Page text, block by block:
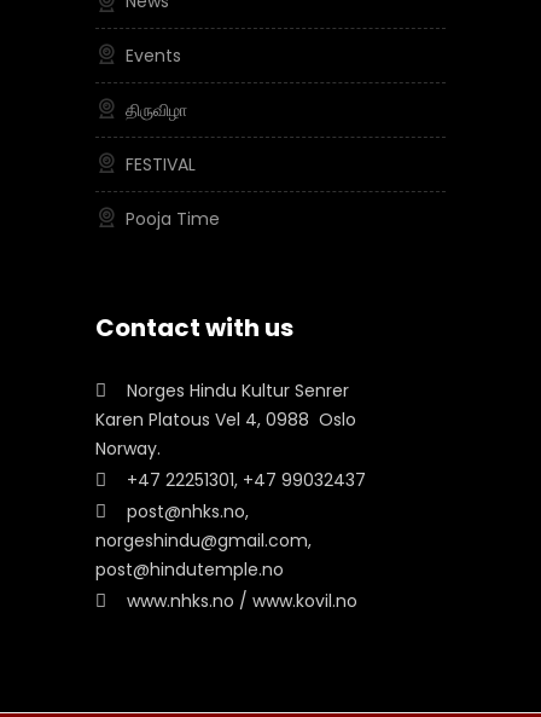
Events
திருவிழா
FESTIVAL
Pooja Time
Contact with us
Norges Hindu Kultur Senrer
Karen Platous Vel 4, 0988 Oslo
Norway.
+47 22251301, +47 99032437
post@nhks.no,
norgeshindu@gmail.com,
post@hindutemple.no
www.nhks.no / www.kovil.no